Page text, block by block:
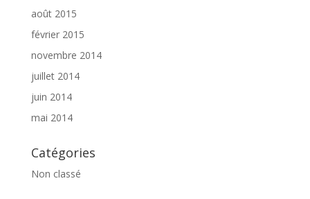
août 2015
février 2015
novembre 2014
juillet 2014
juin 2014
mai 2014
Catégories
Non classé